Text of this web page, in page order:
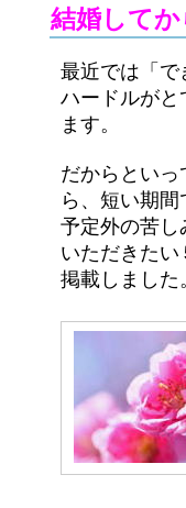
結婚して
最近では「で
ハードルがと
ます。
だからとい
ら、短い期間
予定外の苦し
いただきたい
掲載しました